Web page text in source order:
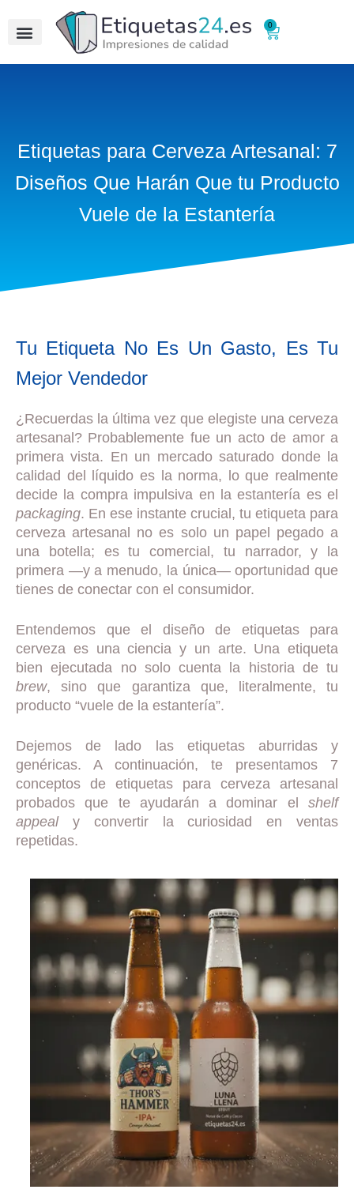
0
Etiquetas para Cerveza Artesanal: 7
Diseños Que Harán Que tu Producto
Vuele de la Estantería
Tu Etiqueta No Es Un Gasto, Es Tu
Mejor Vendedor
¿Recuerdas la última vez que elegiste una cerveza
artesanal? Probablemente fue un acto de amor a
primera vista. En un mercado saturado donde la
calidad del líquido es la norma, lo que realmente
decide la compra impulsiva en la estantería es el
packaging. En ese instante crucial, tu etiqueta para
cerveza artesanal no es solo un papel pegado a
una botella; es tu comercial, tu narrador, y la
primera —y a menudo, la única— oportunidad que
tienes de conectar con el consumidor.
Entendemos que el diseño de etiquetas para
cerveza es una ciencia y un arte. Una etiqueta
bien ejecutada no solo cuenta la historia de tu
brew, sino que garantiza que, literalmente, tu
producto “vuele de la estantería”.
Dejemos de lado las etiquetas aburridas y
genéricas. A continuación, te presentamos 7
conceptos de etiquetas para cerveza artesanal
probados que te ayudarán a dominar el shelf
appealy convertir la curiosidad en ventas
repetidas.